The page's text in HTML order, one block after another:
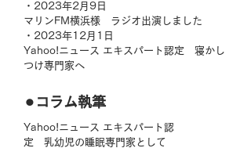
・2023年2月9日
マリンFM横浜様 ラジオ出演しました
・2023年12月1日
Yahoo!ニュース エキスパート認定 寝かし
つけ専門家へ
⚫︎コラム執筆
Yahoo!ニュース エキスパート認
定 乳幼児の睡眠専門家として